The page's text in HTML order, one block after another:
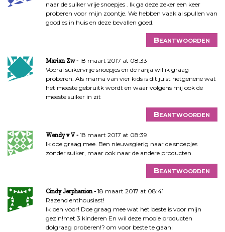
naar de suiker vrije snoepjes . Ik ga deze zeker een keer
proberen voor mijn zoontje. We hebben vaak al spullen van
goodies in huis en deze bevallen goed.
Beantwoorden
Marian Zw
18 maart 2017 at 08:33
Vooral suikervrije snoepjes en de ranja wil ik graag
proberen. Als mama van vier kids is dit juist hetgenene wat
het meeste gebruitk wordt en waar volgens mij ook de
meeste suiker in zit
Beantwoorden
Wendy v V
18 maart 2017 at 08:39
Ik doe graag mee. Ben nieuwsgierig naar de snoepjes
zonder suiker, maar ook naar de andere producten.
Beantwoorden
Cindy Jerphanion
18 maart 2017 at 08:41
Razend enthousiast!
Ik ben voor! Doe graag mee wat het beste is voor mijn
gezin!met 3 kinderen En wil deze mooie producten
dolgraag proberen!? om voor beste te gaan!